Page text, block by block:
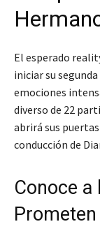
El esperado
iniciar su
emociones
diverso de 22
abrirá sus
conducción de
Conoce a